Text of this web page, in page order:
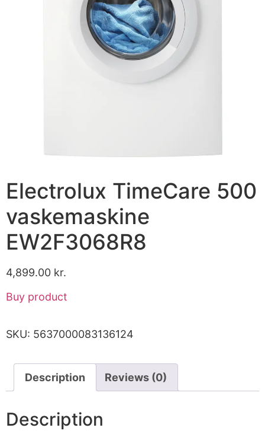
Electrolux TimeCare 500
vaskemaskine
EW2F3068R8
4,899.00 kr.
Buy product
SKU: 5637000083136124
Description Reviews (0)
Description